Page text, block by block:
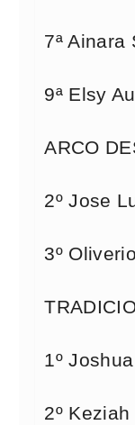
7ª Ainara
9ª Elsy
ARCO
2º Jose
3º
1º
2º